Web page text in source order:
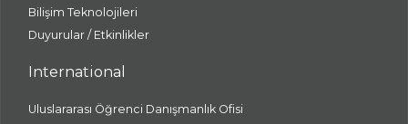
Bilişim Teknolojileri
Duyurular / Etkinlikler
International
Uluslararası Öğrenci Danışmanlık Ofisi